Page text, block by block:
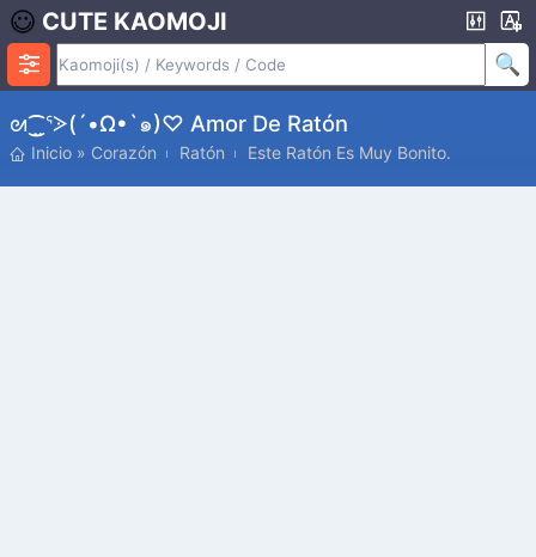
CUTE KAOMOJI
ᘛ⁐̤ᕐᐷ(´•ω•`๑)♡ Amor De Ratón
Inicio » Corazón Ratón Este Ratón Es Muy Bonito.